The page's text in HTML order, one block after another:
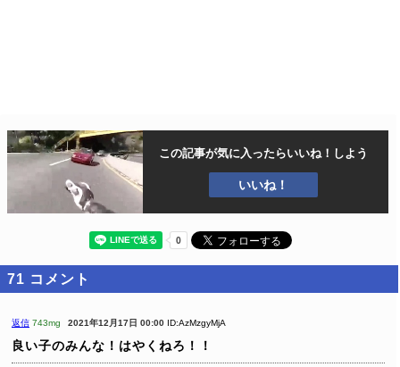
この記事が気に入ったらいいね！しよう
いいね！
71 コメント
返信 743mg 2021年12月17日 00:00 ID:AzMzgyMjA
良い子のみんな！はやくねろ！！